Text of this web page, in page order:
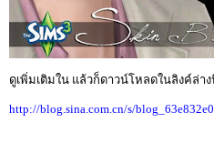
ดูเพิ่มเติมใน แล้วก็ดาวน์โหลดในลิงค์ล่าง
http://blog.sina.com.cn/s/